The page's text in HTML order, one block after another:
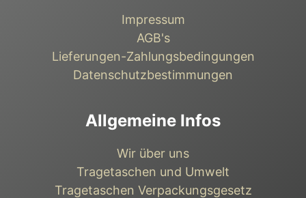
Impressum
AGB's
Lieferungen-Zahlungsbedingungen
Datenschutzbestimmungen
Allgemeine Infos
Wir über uns
Tragetaschen und Umwelt
Tragetaschen Verpackungsgesetz